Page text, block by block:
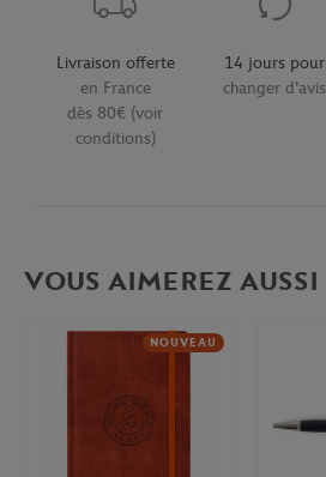
Livraison offerte
en France
dès 80€ (voir
conditions)
14 jours pour
changer d'avis
VOUS AIMEREZ AUSSI
NOUVEAU